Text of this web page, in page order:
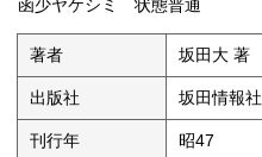
函少ヤケシミ 状態普通
著者 坂田大 著
出版社 坂田情報社
刊行年 昭47